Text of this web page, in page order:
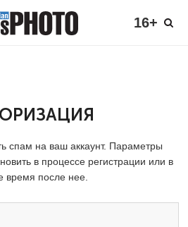
16+
спам на ваш аккаунт. Параметры
в процессе регистрации или в
время после нее.